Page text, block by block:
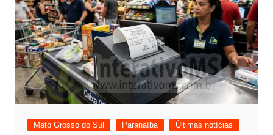
Mato Grosso do Sul Paranaíba Últimas notícias